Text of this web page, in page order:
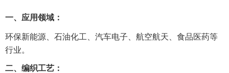
一、应用领域 ：
环保新能源、石油化工、汽车电子、航空航天、食品医药等
行业。
二、编织工艺：